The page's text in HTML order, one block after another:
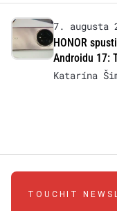
7. augusta
HONOR
Androidu 17:
Katarína
TOUCHIT